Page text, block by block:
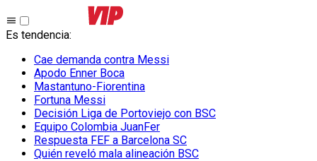
Es tendencia:
Cae demanda contra Messi
Apodo Enner Boca
Mastantuno-Fiorentina
Fortuna Messi
Decisión Liga de Portoviejo con BSC
Equipo Colombia JuanFer
Respuesta FEF a Barcelona SC
Quién reveló mala alineación BSC